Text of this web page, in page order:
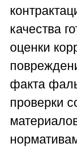
качества
оценки
факта
проверки